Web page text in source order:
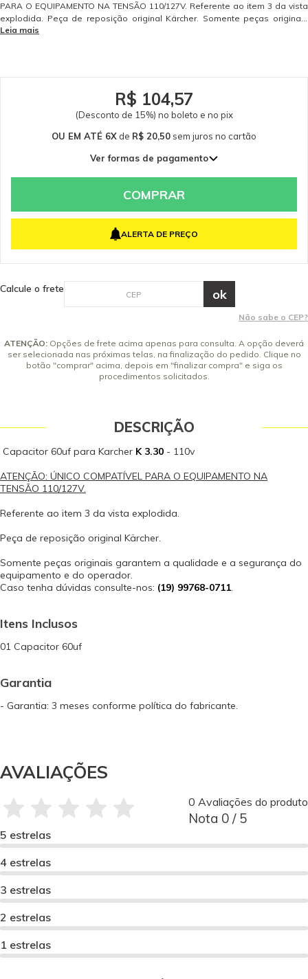
PARA O EQUIPAMENTO NA TENSÃO 110/127V. Referente ao item 3 da vista
explodida. Peça de reposição original Kärcher. Somente peças originais
garantem a qualidade e a segurança do equipamento e do operador.
Leia mais
R$ 104,57
(Desconto de 15%) no boleto e no pix
OU EM ATÉ 6X de R$ 20,50 sem juros no cartão
Ver formas de pagamento
2x de R$ 61,51 sem juros
5x de R$ 24,60 sem juros
COMPRAR
ALERTA DE PREÇO
Calcule o frete
Não sabe o CEP?
ATENÇÃO: Opções de frete acima apenas para consulta. A opção deverá
ser selecionada nas próximas telas, na finalização do pedido. Clique no
botão "comprar" acima, depois em "finalizar compra" e siga os
procedimentos solicitados.
DESCRIÇÃO
Capacitor 60uf para Karcher K 3.30 - 110v
ATENÇÃO: ÚNICO COMPATÍVEL PARA O EQUIPAMENTO NA
TENSÃO 110/127V.
Referente ao item 3 da vista explodida.
Peça de reposição original Kärcher.
Somente peças originais garantem a qualidade e a segurança do
equipamento e do operador.
Caso tenha dúvidas consulte-nos: (19) 99768-0711.
Itens Inclusos
01 Capacitor 60uf
Garantia
- Garantia: 3 meses conforme política do fabricante.
AVALIAÇÕES
0 Avaliações do produto
Nota 0 / 5
5 estrelas
4 estrelas
3 estrelas
2 estrelas
1 estrelas